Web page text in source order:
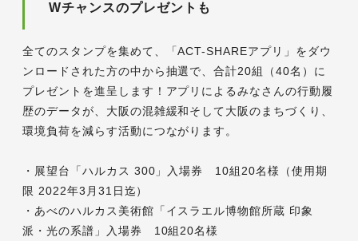
Wチャンスのプレゼントも
全てのスタンプを集めて、「ACT-SHAREアプリ」をダウ
ンロードされた方の中から抽選で、合計20組（40名）に
プレゼントを進呈します！アプリによるみなさんの行動履
歴のデータが、大阪の混雑緩和そして大阪のまちづくり、
環境負荷を減らす活動につながります。
・展望台「ハルカス 300」入場券 10組20名様（使用期
限 2022年3月31日迄）
・あべのハルカス美術館「イスラエル博物館所蔵 印象
派・光の系譜」入場券 10組20名様